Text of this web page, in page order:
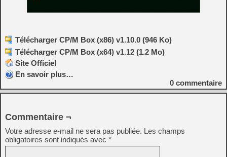
Télécharger CP/M Box (x86) v1.10.0 (946 Ko)
Télécharger CP/M Box (x64) v1.12 (1.2 Mo)
Site Officiel
En savoir plus…
0 commentaire
Commentaire ¬
Votre adresse e-mail ne sera pas publiée. Les champs
obligatoires sont indiqués avec *